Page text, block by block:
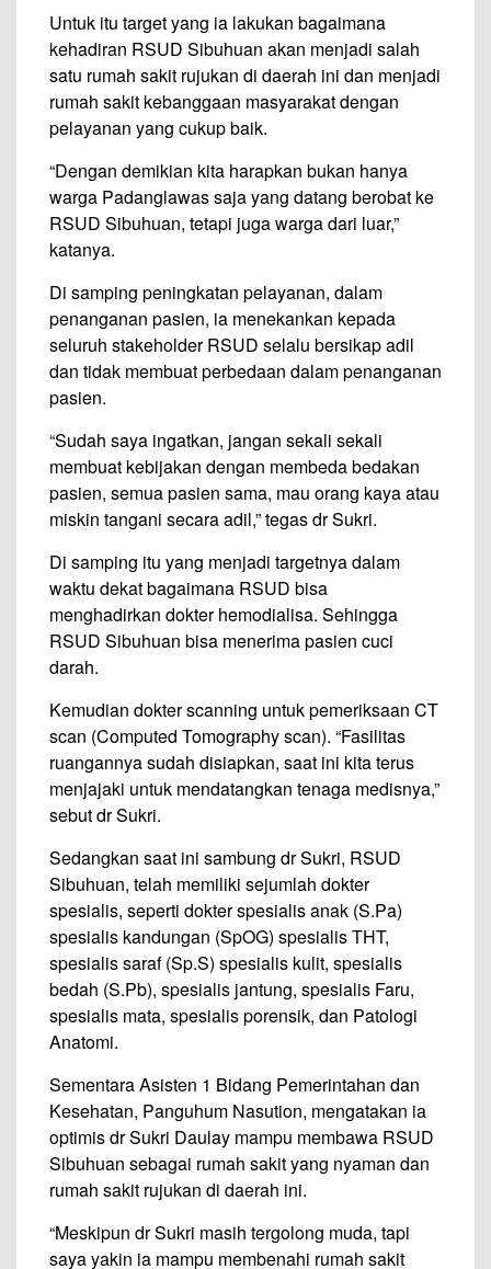
Untuk itu target yang ia lakukan bagaimana
kehadiran RSUD Sibuhuan akan menjadi salah
satu rumah sakit rujukan di daerah ini dan menjadi
rumah sakit kebanggaan masyarakat dengan
pelayanan yang cukup baik.
“Dengan demikian kita harapkan bukan hanya
warga Padanglawas saja yang datang berobat ke
RSUD Sibuhuan, tetapi juga warga dari luar,”
katanya.
Di samping peningkatan pelayanan, dalam
penanganan pasien, ia menekankan kepada
seluruh stakeholder RSUD selalu bersikap adil
dan tidak membuat perbedaan dalam penanganan
pasien.
“Sudah saya ingatkan, jangan sekali sekali
membuat kebijakan dengan membeda bedakan
pasien, semua pasien sama, mau orang kaya atau
miskin tangani secara adil,” tegas dr Sukri.
Di samping itu yang menjadi targetnya dalam
waktu dekat bagaimana RSUD bisa
menghadirkan dokter hemodialisa. Sehingga
RSUD Sibuhuan bisa menerima pasien cuci
darah.
Kemudian dokter scanning untuk pemeriksaan CT
scan (Computed Tomography scan). “Fasilitas
ruangannya sudah disiapkan, saat ini kita terus
menjajaki untuk mendatangkan tenaga medisnya,”
sebut dr Sukri.
Sedangkan saat ini sambung dr Sukri, RSUD
Sibuhuan, telah memiliki sejumlah dokter
spesialis, seperti dokter spesialis anak (S.Pa)
spesialis kandungan (SpOG) spesialis THT,
spesialis saraf (Sp.S) spesialis kulit, spesialis
bedah (S.Pb), spesialis jantung, spesialis Faru,
spesialis mata, spesialis porensik, dan Patologi
Anatomi.
Sementara Asisten 1 Bidang Pemerintahan dan
Kesehatan, Panguhum Nasution, mengatakan ia
optimis dr Sukri Daulay mampu membawa RSUD
Sibuhuan sebagai rumah sakit yang nyaman dan
rumah sakit rujukan di daerah ini.
“Meskipun dr Sukri masih tergolong muda, tapi
saya yakin ia mampu membenahi rumah sakit